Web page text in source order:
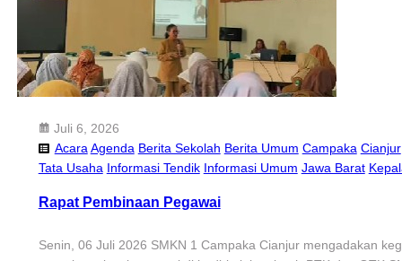
Juli 6, 2026
Acara Agenda Berita Sekolah Berita Umum Campaka Cianjur
Tata Usaha Informasi Tendik Informasi Umum Jawa Barat
Rapat Pembinaan Pegawai
Senin, 06 Juli 2026 SMKN 1 Campaka Cianjur mengadakan